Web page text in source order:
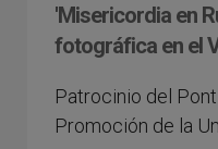
'Misericordia en
fotográfica en el
Patrocinio del
Promoción de la